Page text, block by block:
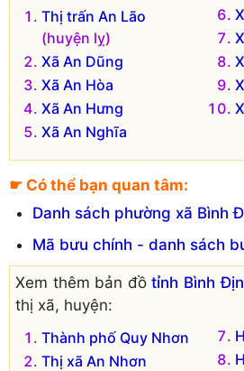
Thị trấn An Lão
(huyện lỵ)
Xã An Dũng
Xã An Hòa
Xã An Hưng
Xã An Nghĩa
☛ Có thể bạn quan tâm:
Danh sách phường xã Bình
Mã bưu chính - danh sách
Xem thêm bản đồtỉnh Bình
thị xã, huyện:
Thành phố Quy Nhơn
Thị xã An Nhơn